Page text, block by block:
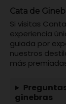
Cata de
Si visitas
experiencia
guiada por
nuestros
más
ginebras